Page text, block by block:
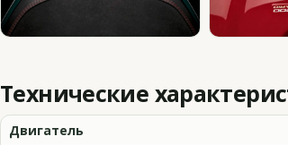
Технические
Двигатель